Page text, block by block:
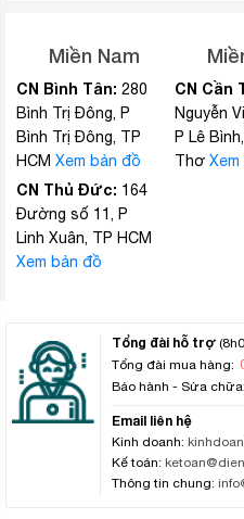
Miền Nam
CN Bình Tân: 280
Bình Trị Đông, P
Bình Trị Đông, TP
HCM Xem bản đồ
CN Thủ Đức: 164
Đường số 11, P
Linh Xuân, TP HCM
Xem bản đồ
CN Cần
Nguyễn
P Lê
Thơ
Tổng đài hỗ trợ
Tổng đài mua hàng:
Bảo hành - Sửa chữa:
Email liên hệ
Kinh doanh:
Kế toán:
Thông tin chung: